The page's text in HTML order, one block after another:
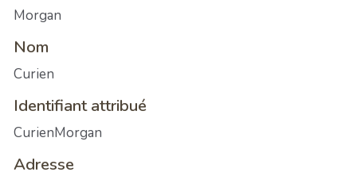
Morgan
Nom
Curien
Identifiant attribué
CurienMorgan
Adresse